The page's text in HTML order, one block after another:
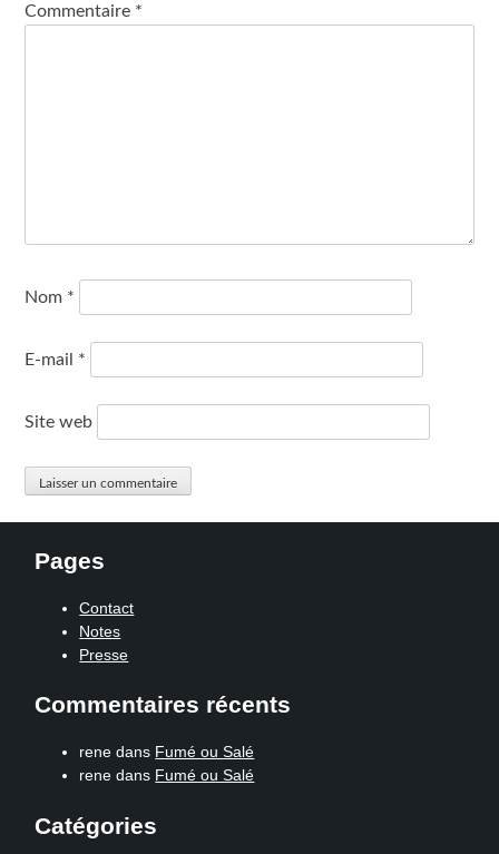
Commentaire *
Nom *
E-mail *
Site web
Pages
Contact
Notes
Presse
Commentaires récents
rene dans Fumé ou Salé
rene dans Fumé ou Salé
Catégories